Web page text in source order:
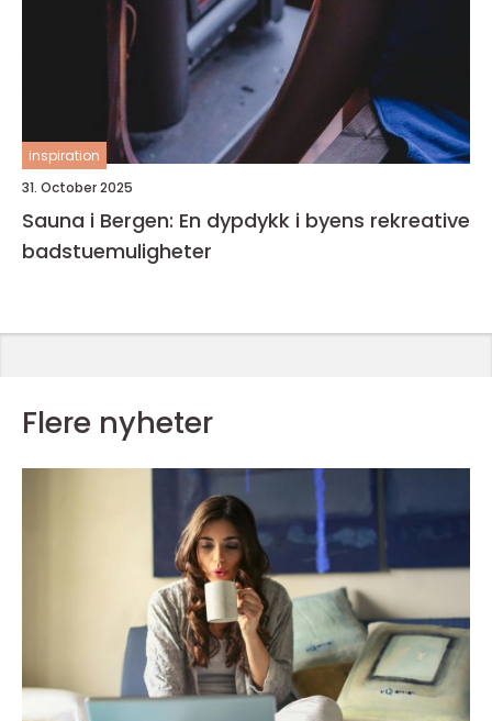
inspiration
31. October 2025
Sauna i Bergen: En dypdykk i byens rekreative
badstuemuligheter
Flere nyheter